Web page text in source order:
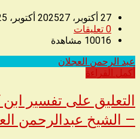
27 أكتوبر، 2025
27 أكتوبر، 2025
0 تعليقات
10016 مشاهدة
عبد الرحمن العجلان
أكمل القراءة
التعليق على تفسير
– الشيخ عبدالرحمن